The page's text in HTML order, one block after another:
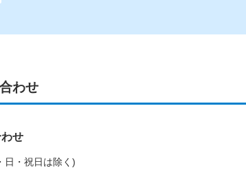
わせ
せ
日・祝日は除く)